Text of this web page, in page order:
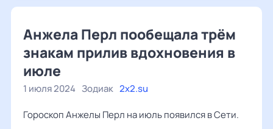
Анжела Перл пообещала трём
знакам прилив вдохновения в
июле
1 июля 2024 Зодиак 2x2.su
Гороскоп Анжелы Перл на июль появился в Сети.